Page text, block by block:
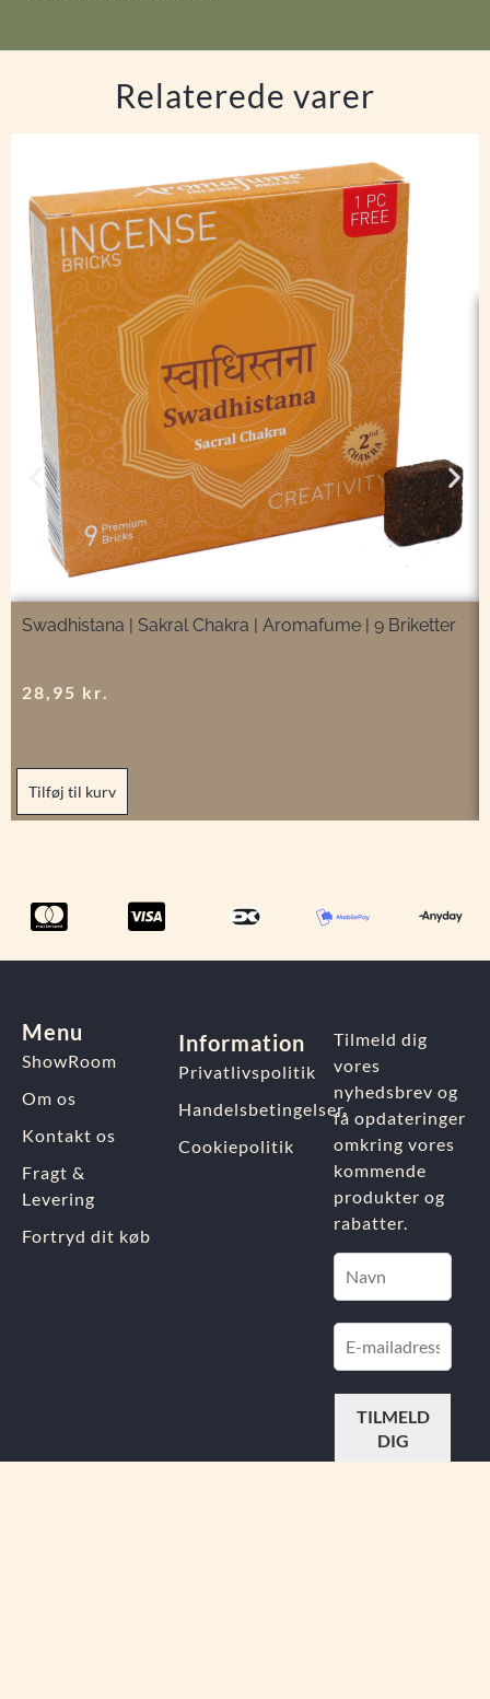
Relaterede varer
Swadhistana | Sakral Chakra | Aromafume | 9 Briketter
28,95 kr.
Tilføj til kurv
Menu
ShowRoom
Om os
Kontakt os
Fragt &
Levering
Fortryd dit køb
Information
Privatlivspolitik
Handelsbetingelser
Cookiepolitik
Tilmeld dig
vores
nyhedsbrev og
få opdateringer
omkring vores
kommende
produkter og
rabatter.